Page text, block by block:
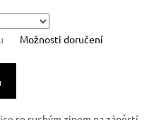
Možnosti doručení